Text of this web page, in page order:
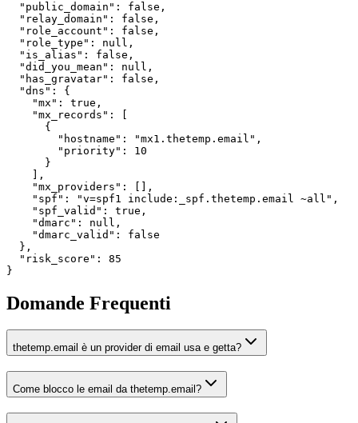
  "public_domain": false,
  "relay_domain": false,
  "role_account": false,
  "role_type": null,
  "is_alias": false,
  "did_you_mean": null,
  "has_gravatar": false,
  "dns": {
    "mx": true,
    "mx_records": [
      {
        "hostname": "mx1.thetemp.email",
        "priority": 10
      }
    ],
    "mx_providers": [],
    "spf": "v=spf1 include:_spf.thetemp.email ~all",
    "spf_valid": true,
    "dmarc": null,
    "dmarc_valid": false
  },
  "risk_score": 85
}
Domande Frequenti
thetemp.email è un provider di email usa e getta?
Come blocco le email da thetemp.email?